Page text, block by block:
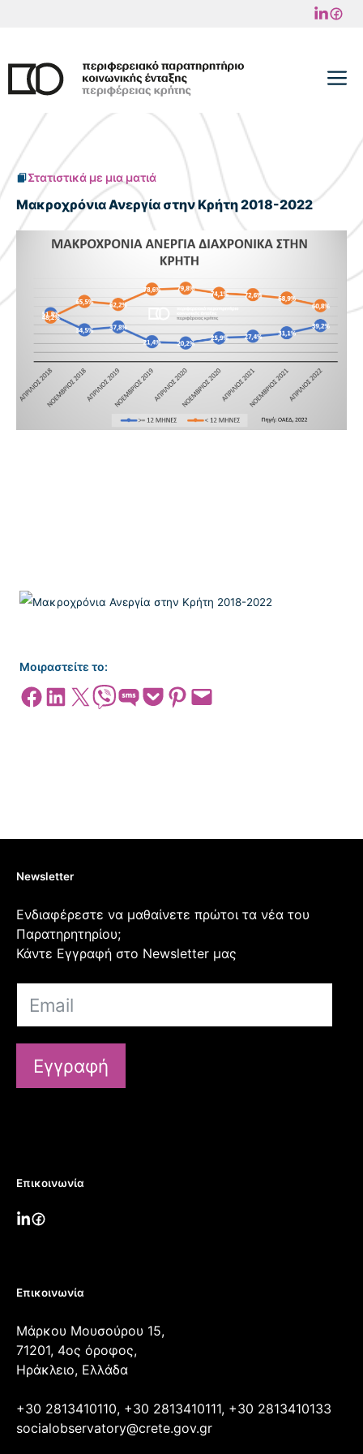
περιεχόμενο
Στατιστικά με μια ματιά
Μακροχρόνια Ανεργία στην Κρήτη 2018-2022
Μοιραστείτε το:
Share on Facebook
Share on LinkedIn
Share on X Share on ViberShare on SMSShare on Pocket
Share on Pinterest
Email this Page
Newsletter
Ενδιαφέρεστε να μαθαίνετε πρώτοι τα νέα του
Παρατηρητηρίου;
Κάντε Εγγραφή στο Newsletter μας
Εγγραφή
Επικοινωνία
Επικοινωνία
Μάρκου Μουσούρου 15,
71201, 4ος όροφος,
Ηράκλειο, Ελλάδα
+30 2813410110, +30 2813410111, +30 2813410133
socialobservatory@crete.gov.gr